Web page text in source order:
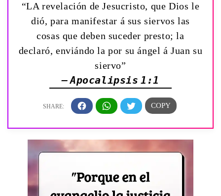
“LA revelación de Jesucristo, que Dios le
dió, para manifestar á sus siervos las
cosas que deben suceder presto; la
declaró, enviándo la por su ángel á Juan su
siervo”
— Apocalipsis 1:1